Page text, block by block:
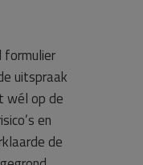
formulier
uitspraak
wél op de
en
de